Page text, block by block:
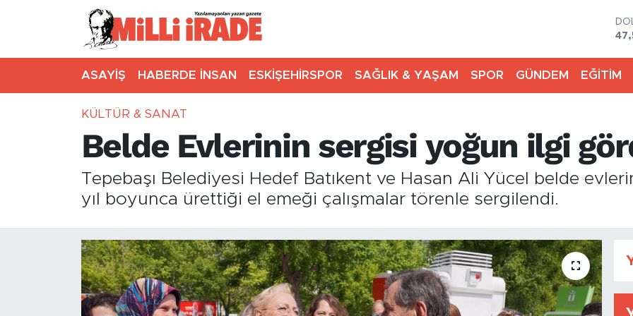
ASAYİŞ HABERDE İNSAN ESKİŞEHİRSPOR SAĞLIK & YAŞAM SPOR GÜNDEM EĞİTİM
KÜLTÜR & SANAT
Belde Evlerinin sergisi yoğun ilgi
Tepebaşı Belediyesi Hedef Batıkent ve Hasan Ali Yücel belde
yıl boyunca ürettiği el emeği çalışmalar törenle sergilendi.